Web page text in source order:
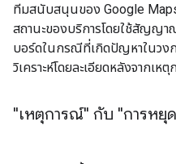
ทีมสนับสนุนของ Google
สถานะของบริการโดยใช้สัญญา
บอร์ดในกรณีที่เกิดปัญหาในวงก
วิเคราะห์โดยละเอียดหลังจากเห
"เหตุการณ์" กับ "การหยุ